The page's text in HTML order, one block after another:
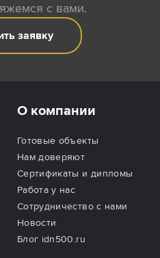
с вами.
заявку
О компании
Готовые объекты
Нам доверяют
Сертификаты и дипломы
Работа у нас
Сотрудничество с нами
Новости
Блог idn500.ru